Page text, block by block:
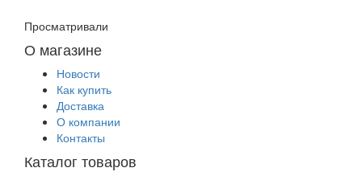
Просматривали
О магазине
Новости
Как купить
Доставка
О компании
Контакты
Каталог товаров